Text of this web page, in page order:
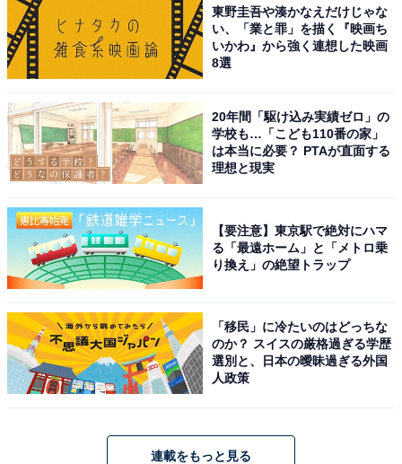
体）」ランキング！ 「神戸市灘区」を抑えた、
5年連続の1位は？
東野圭吾や湊かなえだけじゃな
い、「業と罪」を描く『映画ち
いかわ』から強く連想した映画
8選
20年間「駆け込み実績ゼロ」の
学校も…「こども110番の家」
は本当に必要？ PTAが直面する
理想と現実
【要注意】東京駅で絶対にハマ
る「最遠ホーム」と「メトロ乗
り換え」の絶望トラップ
「移民」に冷たいのはどっちな
のか？ スイスの厳格過ぎる学歴
選別と、日本の曖昧過ぎる外国
人政策
連載をもっと見る